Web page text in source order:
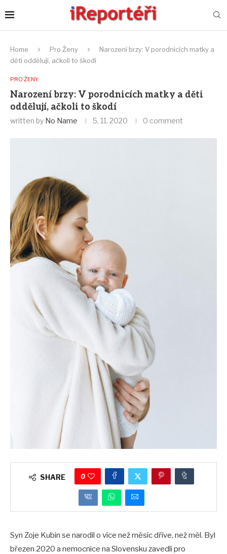
Home Pro Ženy
Narození brzy: V porodnicích matky a
děti oddělují, ačkoli to škodí
PRO ŽENY
Narození brzy: V porodnicích matky a děti
oddělují, ačkoli to škodí
written by No Name 5. 11. 2020 0 comment
SHARE 0
Syn Zoje Kubin se narodil o více než měsíc dříve, než měl. Byl
březen 2020 a nemocnice na Slovensku zavedli pro